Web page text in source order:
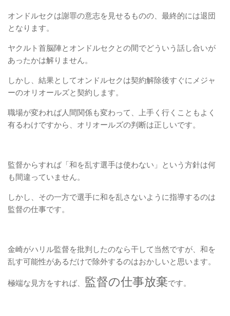
オンドルセクは謝罪の意志を見せるものの、最終的には退団
となります。
ヤクルト首脳陣とオンドルセクとの間でどういう話し合いが
あったかは解りません。
しかし、結果としてオンドルセクは契約解除後すぐにメジャ
ーのオリオールズと契約します。
職場が変われば人間関係も変わって、上手く行くこともよく
有るわけですから、オリオールズの判断は正しいです。
監督からすれば「和を乱す選手は使わない」という方針は何
も間違っていません。
しかし、その一方で選手に和を乱さないように指導するのは
監督の仕事です。
金崎がハリル監督を批判したのなら干して当然ですが、和を
乱す可能性があるだけで除外するのはおかしいと思います。
極端な見方をすれば、 監督の仕事放棄です。